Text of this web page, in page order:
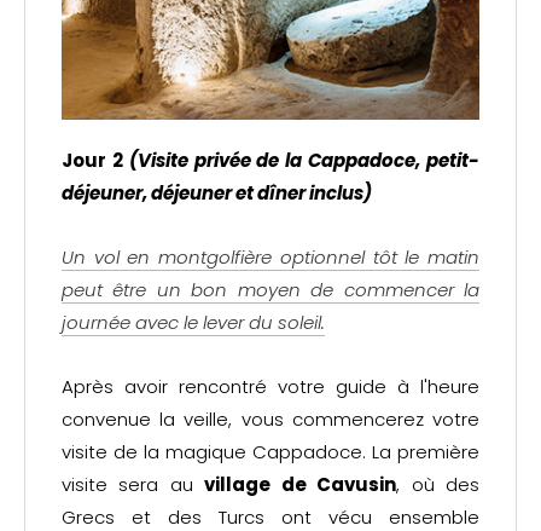
Jour 2 (Visite privée de la Cappadoce, petit-
déjeuner, déjeuner et dîner inclus)
Un vol en montgolfière optionnel tôt le matin
peut être un bon moyen de commencer la
journée avec le lever du soleil.
Après avoir rencontré votre guide à l'heure
convenue la veille, vous commencerez votre
visite de la magique Cappadoce. La première
visite sera auvillage de Cavusin, où des
Grecs et des Turcs ont vécu ensemble